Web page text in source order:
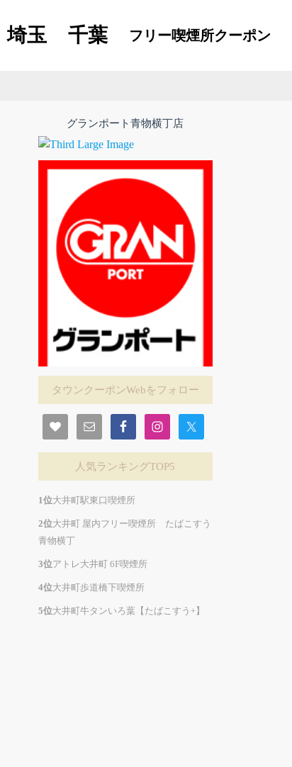
埼玉 千葉 フリー喫煙所クーポン
グランポート青物横丁店
タウンクーポンWebをフォロー
人気ランキングTOP5
大井町駅東口喫煙所
大井町 屋内フリー喫煙所 たばこすう
青物横丁
アトレ大井町 6F喫煙所
大井町歩道橋下喫煙所
大井町牛タンいろ葉【たばこすう+】